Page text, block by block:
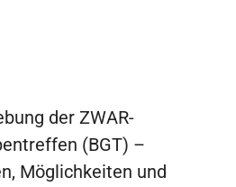
der ZWAR-
(BGT) –
Möglichkeiten und